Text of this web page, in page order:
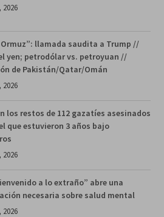
llamada saudita a Trump //
yen; petrodólar vs. petroyuan //
de Pakistán/Qatar/Omán
los restos de 112 gazatíes asesinados
que estuvieron 3 años bajo
a lo extraño” abre una
necesaria sobre salud mental